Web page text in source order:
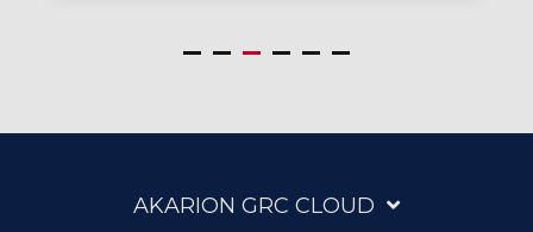
AKARION GRC CLOUD